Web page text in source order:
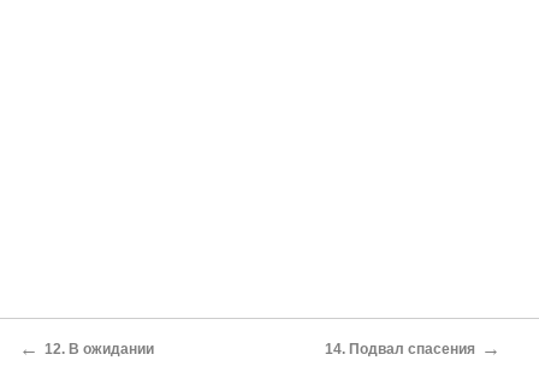
← 12. В ожидании 14. Подвал спасения →